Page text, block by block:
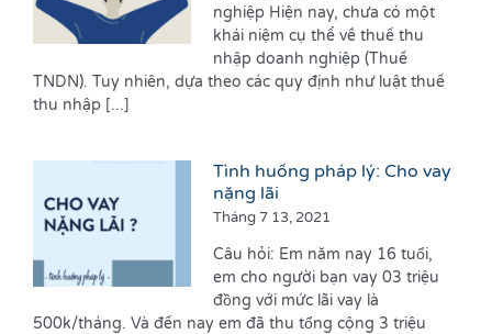
nghiệp Hiện nay, chưa có một
khái niệm cụ thể về thuế thu
nhập doanh nghiệp (Thuế
TNDN). Tuy nhiên, dựa theo các quy định như luật thuế
thu nhập [...]
Tình huống pháp lý: Cho vay
nặng lãi
Tháng 7 13, 2021
Câu hỏi: Em năm nay 16 tuổi,
em cho người bạn vay 03 triệu
đồng với mức lãi vay là
500k/tháng. Và đến nay em đã thu tổng cộng 3 triệu